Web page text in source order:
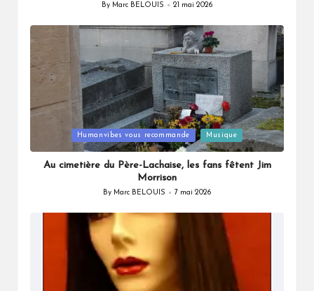
Posted
By Marc BELOUIS 21 mai 2026
in
Humanvibes vous recommande Musique
Au cimetière du Père-Lachaise, les fans fêtent Jim
Morrison
Posted
By Marc BELOUIS 7 mai 2026